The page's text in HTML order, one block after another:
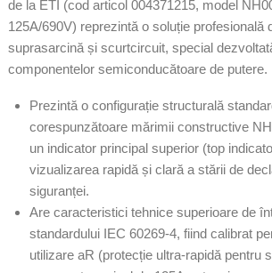
de la ETI (cod articol 004371215, model
125A/690V) reprezintă o soluție profesională
suprasarcină și scurtcircuit, special
componentelor semiconducătoare de putere.
Prezintă o configurație structurală
corespunzătoare mărimii constructive
un indicator principal superior (top
vizualizarea rapidă și clară a stării de
siguranței.
Are caracteristici tehnice superioare de
standardului IEC 60269-4, fiind calibrat
utilizare aR (protecție ultra-rapidă pentru